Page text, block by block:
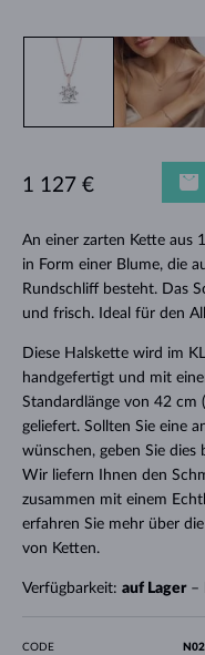
An einer zarten Kette aus
in Form einer Blume, die
Rundschliff besteht. Das
und frisch. Ideal für den
Diese Halskette wird im
handgefertigt und mit
Standardlänge von 42 cm
geliefert. Sollten Sie eine
wünschen, geben Sie dies
Wir liefern Ihnen den
zusammen mit einem
erfahren Sie mehr über
von Ketten.
Verfügbarkeit: auf Lager–
1 127 €
CODE